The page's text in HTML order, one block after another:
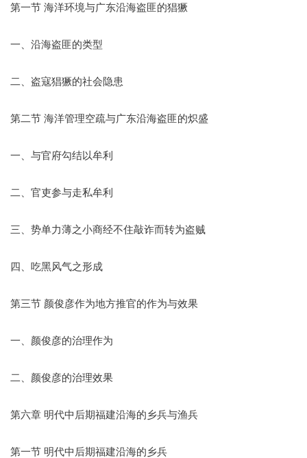
第一节 海洋环境与广东沿海盗匪的猖獗
一、沿海盗匪的类型
二、盗寇猖獗的社会隐患
第二节 海洋管理空疏与广东沿海盗匪的炽盛
一、与官府勾结以牟利
二、官吏参与走私牟利
三、势单力薄之小商经不住敲诈而转为盗贼
四、吃黑风气之形成
第三节 颜俊彦作为地方推官的作为与效果
一、颜俊彦的治理作为
二、颜俊彦的治理效果
第六章 明代中后期福建沿海的乡兵与渔兵
第一节 明代中后期福建沿海的乡兵